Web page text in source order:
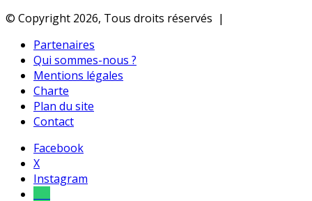
© Copyright 2026, Tous droits réservés |
Partenaires
Qui sommes-nous ?
Mentions légales
Charte
Plan du site
Contact
Facebook
X
Instagram